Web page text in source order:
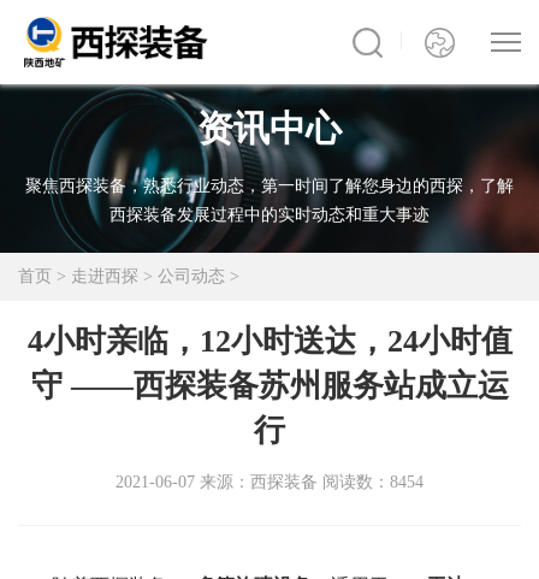
资讯中心
聚焦西探装备，熟悉行业动态，第一时间了解您身边的西探，了解
西探装备发展过程中的实时动态和重大事迹
首页 > 走进西探 > 公司动态 >
4小时亲临，12小时送达，24小时值
守 ——西探装备苏州服务站成立运
行
2021-06-07 来源：西探装备 阅读数：8454